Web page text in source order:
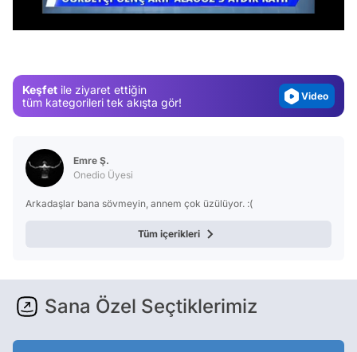
/
Keşfet ile ziyaret ettiğin
tüm kategorileri tek akışta gör!
Video
Emre Ş.
Onedio Üyesi
Arkadaşlar bana sövmeyin, annem çok üzülüyor. :(
Tüm içerikleri
Sana Özel Seçtiklerimiz